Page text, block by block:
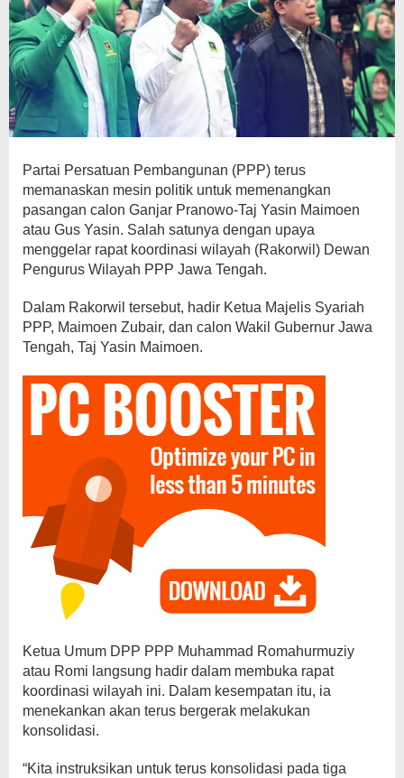
Partai Persatuan Pembangunan (PPP) terus
memanaskan mesin politik untuk memenangkan
pasangan calon Ganjar Pranowo-Taj Yasin Maimoen
atau Gus Yasin. Salah satunya dengan upaya
menggelar rapat koordinasi wilayah (Rakorwil) Dewan
Pengurus Wilayah PPP Jawa Tengah.
Dalam Rakorwil tersebut, hadir Ketua Majelis Syariah
PPP, Maimoen Zubair, dan calon Wakil Gubernur Jawa
Tengah, Taj Yasin Maimoen.
Ketua Umum DPP PPP Muhammad Romahurmuziy
atau Romi langsung hadir dalam membuka rapat
koordinasi wilayah ini. Dalam kesempatan itu, ia
menekankan akan terus bergerak melakukan
konsolidasi.
“Kita instruksikan untuk terus konsolidasi pada tiga